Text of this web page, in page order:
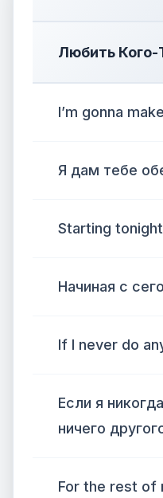
Любить Кого-
I’m gonna
Я дам тебе
Starting tonight
Начиная с
If I never do
Если я
ничего
For the rest of